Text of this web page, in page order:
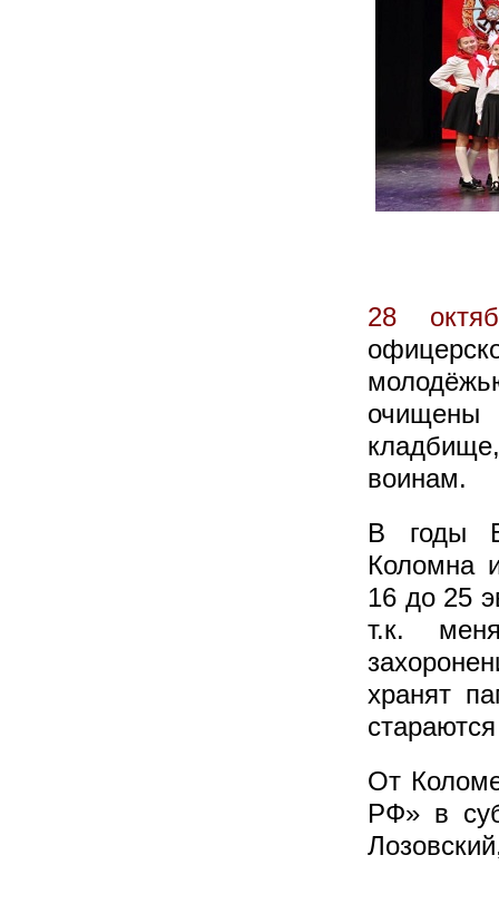
28
очищены
воинам.
В годы
Коломна
16 до 25
т.к.
хранят
От
РФ» в